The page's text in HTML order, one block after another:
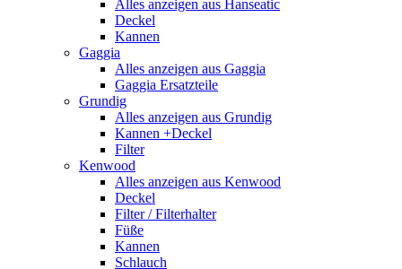
Alles anzeigen aus Hanseatic
Deckel
Kannen
Gaggia
Alles anzeigen aus Gaggia
Gaggia Ersatzteile
Grundig
Alles anzeigen aus Grundig
Kannen +Deckel
Filter
Kenwood
Alles anzeigen aus Kenwood
Deckel
Filter / Filterhalter
Füße
Kannen
Schlauch